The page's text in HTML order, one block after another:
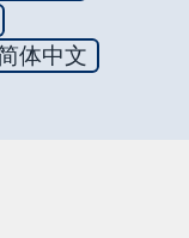
体中文